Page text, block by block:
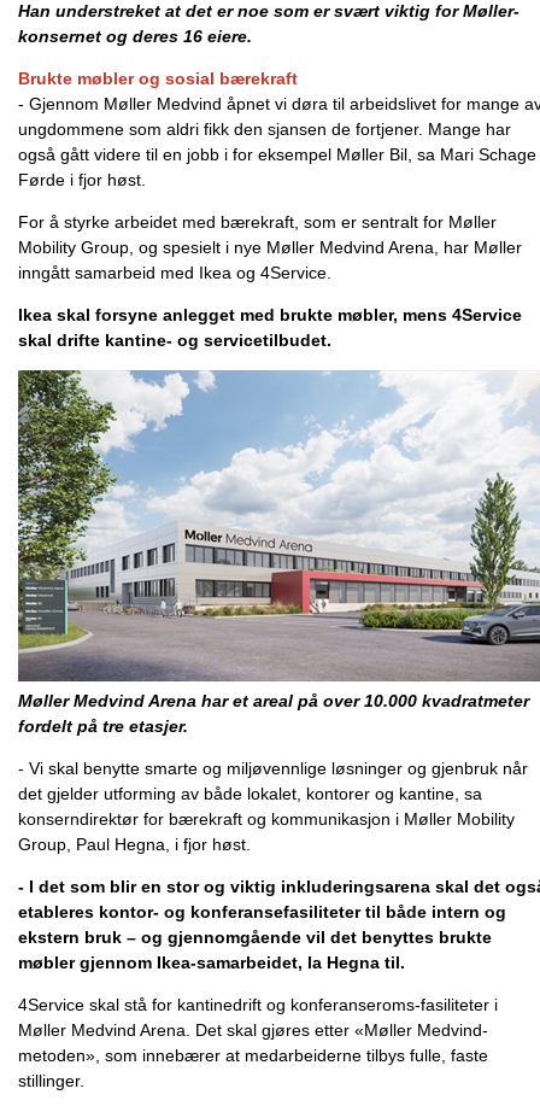
Han understreket at det er noe som er svært viktig for Møller-
konsernet og deres 16 eiere.
Brukte møbler og sosial bærekraft
- Gjennom Møller Medvind åpnet vi døra til arbeidslivet for mange
ungdommene som aldri fikk den sjansen de fortjener. Mange har
også gått videre til en jobb i for eksempel Møller Bil, sa Mari Schage
Førde i fjor høst.
For å styrke arbeidet med bærekraft, som er sentralt for Møller
Mobility Group, og spesielt i nye Møller Medvind Arena, har Møller
inngått samarbeid med Ikea og 4Service.
Ikea skal forsyne anlegget med brukte møbler, mens 4Service
skal drifte kantine- og servicetilbudet.
Møller Medvind Arena har et areal på over 10.000 kvadratmeter
fordelt på tre etasjer.
- Vi skal benytte smarte og miljøvennlige løsninger og gjenbruk når
det gjelder utforming av både lokalet, kontorer og kantine, sa
konserndirektør for bærekraft og kommunikasjon i Møller Mobility
Group, Paul Hegna, i fjor høst.
- I det som blir en stor og viktig inkluderingsarena skal det
etableres kontor- og konferansefasiliteter til både intern og
ekstern bruk – og gjennomgående vil det benyttes brukte
møbler gjennom Ikea-samarbeidet, la Hegna til.
4Service skal stå for kantinedrift og konferanseroms-fasiliteter i
Møller Medvind Arena. Det skal gjøres etter «Møller Medvind-
metoden», som innebærer at medarbeiderne tilbys fulle, faste
stillinger.